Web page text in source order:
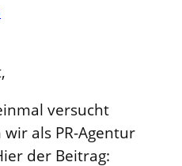
versucht
als PR-Agentur
der Beitrag: